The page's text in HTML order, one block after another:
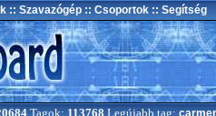
:: Szavazógép :: Csoportok :: Segítség
Tagok: 113768 Legújabb tag: